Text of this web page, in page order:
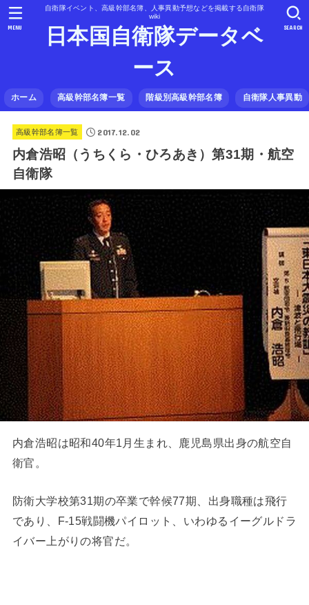
自衛隊イベント、高級幹部名簿、人事異動予想などを掲載する自衛隊
wiki
日本国自衛隊データベ
ース
ホーム 高級幹部名簿一覧 階級別高級幹部名簿 自衛隊人事異動
SEARCH
MENU
高級幹部名簿一覧 2017.12.02
内倉浩昭（うちくら・ひろあき）第31期・航空
自衛隊
内倉浩昭は昭和40年1月生まれ、鹿児島県出身の航空自
衛官。
防衛大学校第31期の卒業で幹候77期、出身職種は飛行
であり、F-15戦闘機パイロット、いわゆるイーグルドラ
イバー上がりの将官だ。